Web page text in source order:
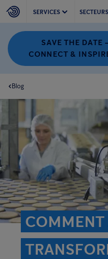
SERVICES SECTEURS
SAVE THE
CONNECT &
Blog